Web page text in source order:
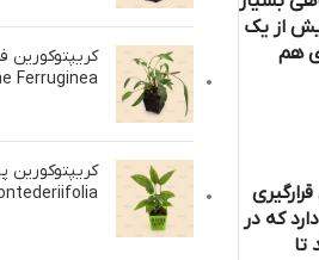
کریپتوکورین فروجینا
Cryptocoryne Ferruginea
کریپتوکورین پونتدری فولیا
Cryptocoryne Pontederiifolia